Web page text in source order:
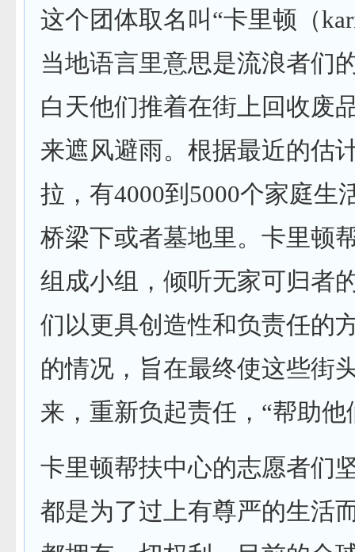
这个团体取名叫“卡里顿（
当地语言里意思是流浪者们
白天他们推着在街上回收废
来遮风避雨。根据最近的估
拉，有4000到5000个家庭生
桥梁下或者墓地里。卡里顿
组成小组，倾听无家可归者
们以更具创造性和负责任的
的情况，旨在最终使这些街
来，重新负起责任，“帮助他
卡里顿帮扶中心的志愿者们
都是为了过上有尊严的生活